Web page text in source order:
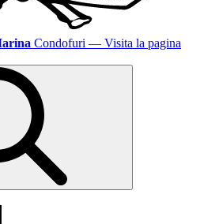
Condofuri — Visita la pagina